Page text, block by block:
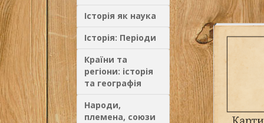
Історія як наука
Історія: Періоди
Країни та
регіони: історія
та географія
Народи,
племена, союзи